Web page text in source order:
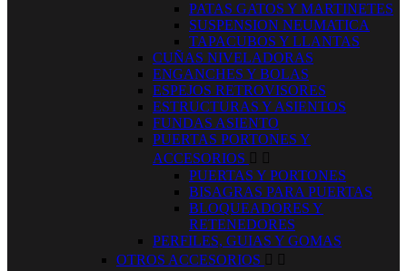
PATAS GATOS Y MARTINETES
SUSPENSION NEUMATICA
TAPACUBOS Y LLANTAS
CUÑAS NIVELADORAS
ENGANCHES Y BOLAS
ESPEJOS RETROVISORES
ESTRUCTURAS Y ASIENTOS
FUNDAS ASIENTO
PUERTAS PORTONES Y
ACCESORIOS  
PUERTAS Y PORTONES
BISAGRAS PARA PUERTAS
BLOQUEADORES Y
RETENEDORES
PERFILES, GUIAS Y GOMAS
OTROS ACCESORIOS  